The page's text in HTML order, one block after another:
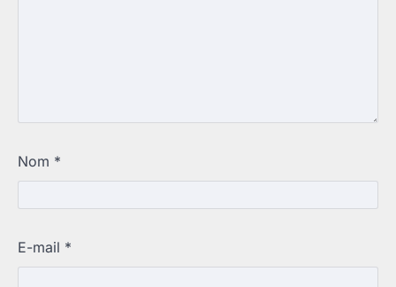
Nom *
E-mail *